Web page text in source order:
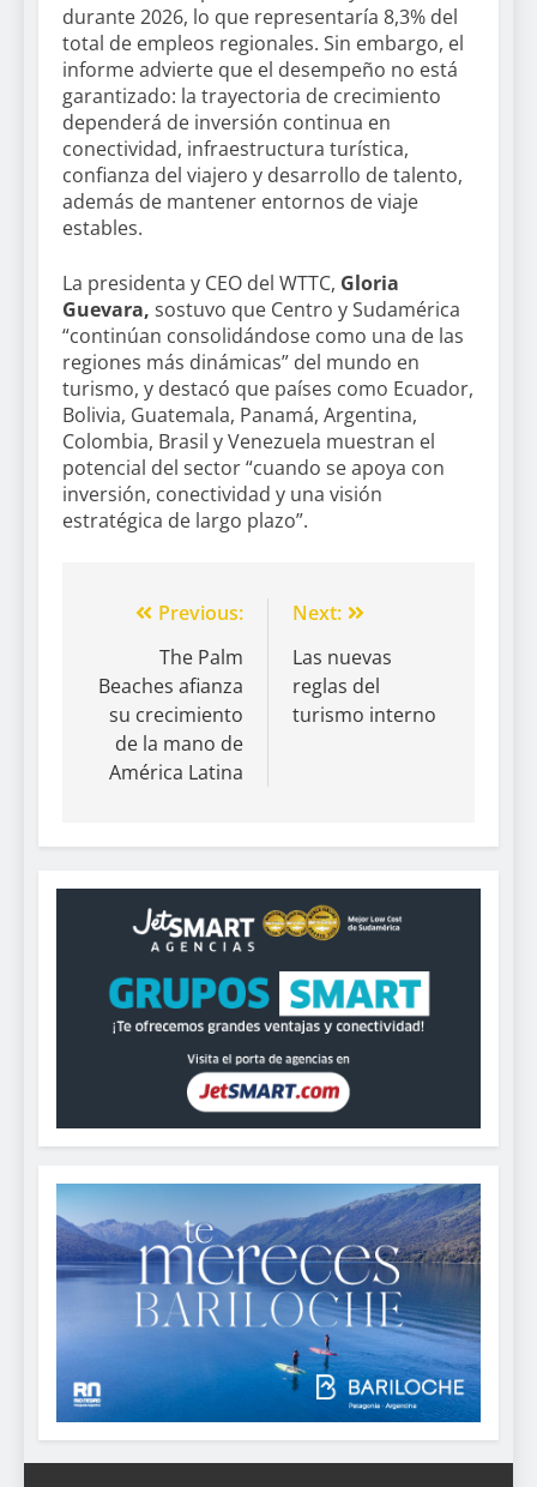
durante 2026, lo que representaría 8,3% del
total de empleos regionales. Sin embargo, el
informe advierte que el desempeño no está
garantizado: la trayectoria de crecimiento
dependerá de inversión continua en
conectividad, infraestructura turística,
confianza del viajero y desarrollo de talento,
además de mantener entornos de viaje
estables.
La presidenta y CEO del WTTC, Gloria
Guevara, sostuvo que Centro y Sudamérica
“continúan consolidándose como una de las
regiones más dinámicas” del mundo en
turismo, y destacó que países como Ecuador,
Bolivia, Guatemala, Panamá, Argentina,
Colombia, Brasil y Venezuela muestran el
potencial del sector “cuando se apoya con
inversión, conectividad y una visión
estratégica de largo plazo”.
Previous:
The Palm
Beaches afianza
su crecimiento
de la mano de
América Latina
Next:
Las nuevas
reglas del
turismo interno